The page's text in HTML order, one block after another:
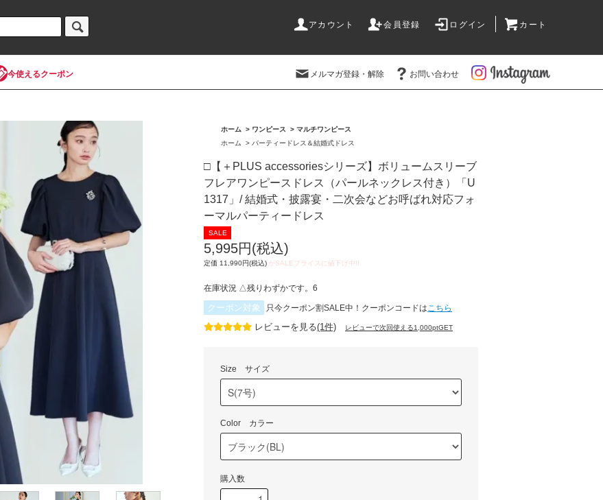
アカウント 会員登録 ログイン カート
今使えるクーポン メルマガ登録・解除 お問い合わせ
ホーム > ワンピース > マルチワンピース
ホーム
> パーティードレス＆結婚式ドレス
□【＋PLUS accessoriesシリーズ】ボリュームスリーブ
フレアワンピースドレス（パールネックレス付き）「U
1317」/ 結婚式・披露宴・二次会などお呼ばれ対応フォ
ーマルパーティードレス
5,995円(税込)
定価 11,990円(税込)
在庫状況 △残りわずかです。6
クーポン対象 只今クーポン割SALE中！クーポンコードはこちら
レビューを見る(1件) レビューで次回使える1,000ptGET
Size サイズ
Color カラー
購入数